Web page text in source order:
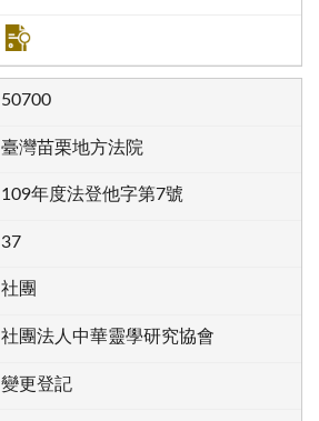
50700
臺灣苗栗地方法院
109年度法登他字第7號
37
社團
社團法人中華靈學研究協會
變更登記